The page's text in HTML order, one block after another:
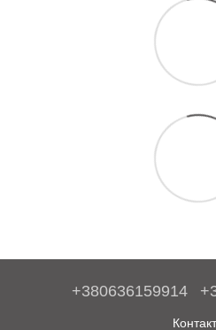
+380636159914